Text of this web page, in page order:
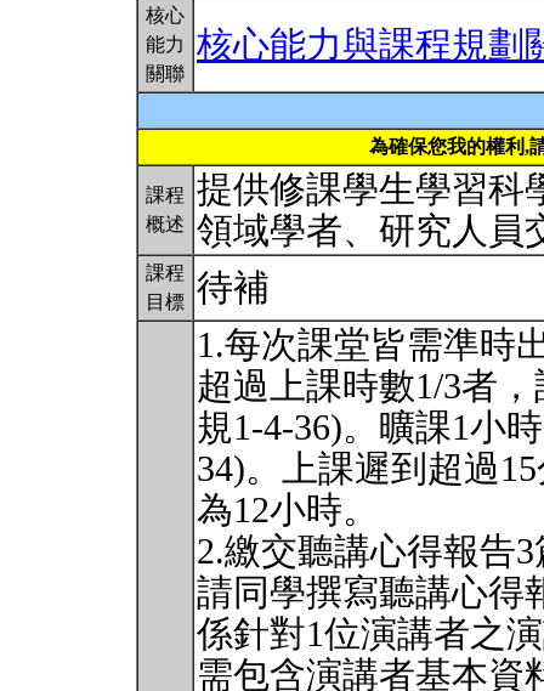
核心
能力
關聯
核心能力與課程規劃
為確保您我的權利,
課程
概述
提供修課學生學習科
領域學者、研究人員
課程
目標 待補
1.每次課堂皆需準時
超過上課時數1/3者
規1-4-36)。曠課1小
34)。上課遲到超過
為12小時。
2.繳交聽講心得報告
請同學撰寫聽講心得
係針對1位演講者之
需包含演講者基本資